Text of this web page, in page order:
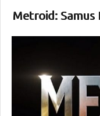
Metroid: Samus